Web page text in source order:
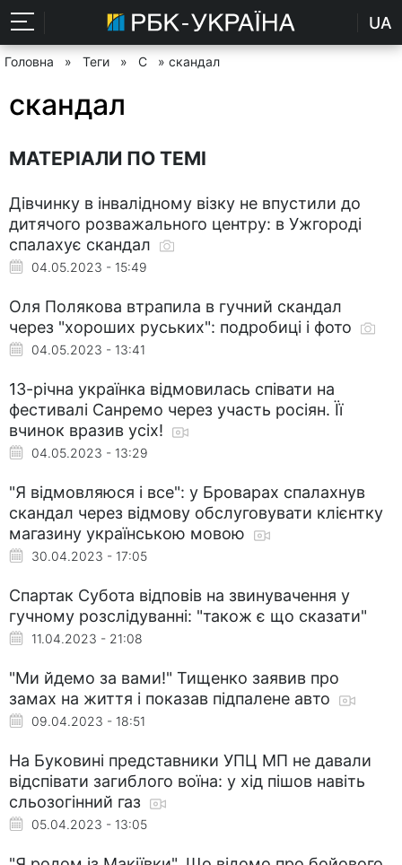
UA
Головна » Теги » С » скандал
скандал
МАТЕРІАЛИ ПО ТЕМІ
Дівчинку в інвалідному візку не впустили до
дитячого розважального центру: в Ужгороді
спалахує скандал
04.05.2023 - 15:49
Оля Полякова втрапила в гучний скандал
через "хороших руських": подробиці і фото
04.05.2023 - 13:41
13-річна українка відмовилась співати на
фестивалі Санремо через участь росіян. Її
вчинок вразив усіх!
04.05.2023 - 13:29
"Я відмовляюся і все": у Броварах спалахнув
скандал через відмову обслуговувати клієнтку
магазину українською мовою
30.04.2023 - 17:05
Спартак Субота відповів на звинувачення у
гучному розслідуванні: "також є що сказати"
11.04.2023 - 21:08
"Ми йдемо за вами!" Тищенко заявив про
замах на життя і показав підпалене авто
09.04.2023 - 18:51
На Буковині представники УПЦ МП не давали
відспівати загиблого воїна: у хід пішов навіть
сльозогінний газ
05.04.2023 - 13:05